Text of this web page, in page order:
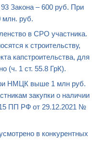
93 Закона – 600 руб. При
млн. руб.
в СРО участника.
к строительству,
капстроительства, для
(ч. 1 ст. 55.8 ГрК).
НМЦК выше 1 млн руб.
закупки о наличии
ПП РФ от 29.12.2021 №
в конкурентных